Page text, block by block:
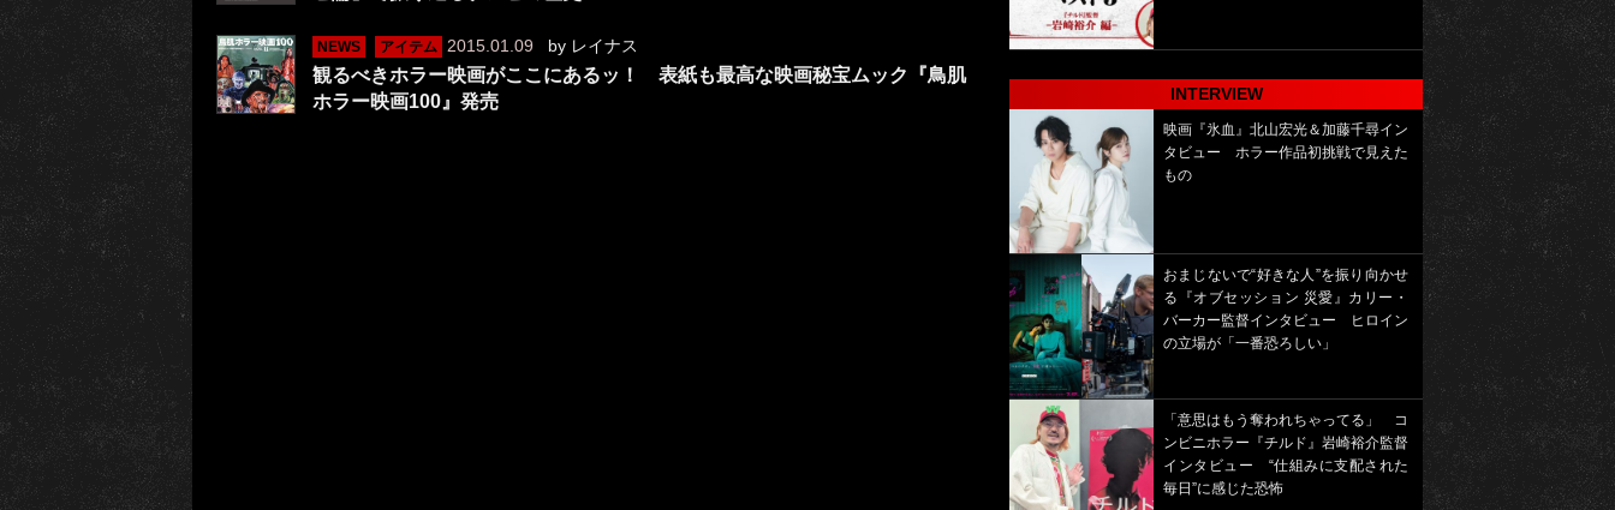
NEWS アイテム 2015.01.09 by レイナス
観るべきホラー映画がここにあるッ！ 表紙も最高な映画秘宝ムック『鳥肌
ホラー映画100』発売
INTERVIEW
映画『氷血』北山宏光＆加藤千尋イン
タビュー ホラー作品初挑戦で見えた
もの
おまじないで“好きな人”を振り向かせ
る『オブセッション 災愛』カリー・
バーカー監督インタビュー ヒロイン
の立場が「一番恐ろしい」
「意思はもう奪われちゃってる」 コ
ンビニホラー『チルド』岩崎裕介監督
インタビュー “仕組みに支配された
毎日”に感じた恐怖